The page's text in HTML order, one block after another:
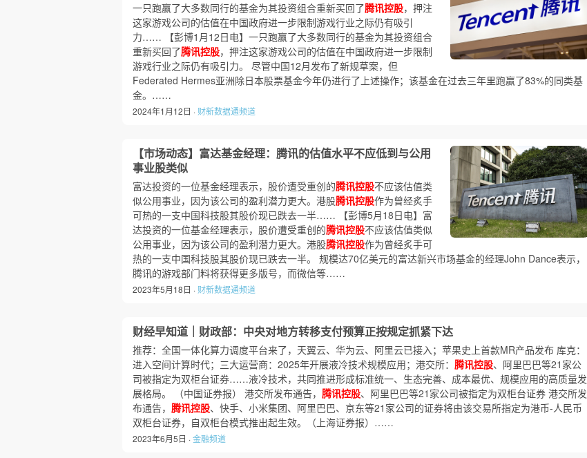
一只跑赢了大多数同行的基金为其投资组合重新买回了腾讯控股，押注
这家游戏公司的估值在中国政府进一步限制游戏行业之际仍有吸引
力…… 【彭博1月12日电】一只跑赢了大多数同行的基金为其投资组合
重新买回了腾讯控股，押注这家游戏公司的估值在中国政府进一步限制
游戏行业之际仍有吸引力。 尽管中国12月发布了新规草案，但
Federated Hermes亚洲除日本股票基金今年仍进行了上述操作；该基金在过去三年里跑赢了83%的同类基
金。……
2024年1月12日 · 财新数据通频道
【市场动态】富达基金经理：腾讯的估值水平不应低到与公用
事业股类似
富达投资的一位基金经理表示，股价遭受重创的腾讯控股不应该估值类
似公用事业，因为该公司的盈利潜力更大。港股腾讯控股作为曾经炙手
可热的一支中国科技股其股价现已跌去一半…… 【彭博5月18日电】富
达投资的一位基金经理表示，股价遭受重创的腾讯控股不应该估值类似
公用事业，因为该公司的盈利潜力更大。港股腾讯控股作为曾经炙手可
热的一支中国科技股其股价现已跌去一半。 规模达70亿美元的富达新兴市场基金的经理John Dance表示，
腾讯的游戏部门料将获得更多版号，而微信等……
2023年5月18日 · 财新数据通频道
财经早知道｜财政部：中央对地方转移支付预算正按规定抓紧下达
推荐：全国一体化算力调度平台来了，天翼云、华为云、阿里云已接入；苹果史上首款MR产品发布 库克：
进入空间计算时代；三大运营商：2025年开展液冷技术规模应用；港交所： 腾讯控股、阿里巴巴等21家公
司被指定为双柜台证券……液冷技术，共同推进形成标准统一、生态完善、成本最优、规模应用的高质量发
展格局。 （中国证券报） 港交所发布通告， 腾讯控股、阿里巴巴等21家公司被指定为双柜台证券 港交所发
布通告， 腾讯控股、快手、小米集团、阿里巴巴、京东等21家公司的证券将由该交易所指定为港币-人民币
双柜台证券，自双柜台模式推出起生效。（上海证券报）……
2023年6月5日 ·金融频道